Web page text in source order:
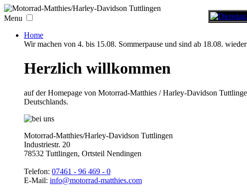
Menu
Home
Wir machen von 4. bis 15.08. Sommerpause und sind ab 18.08.
Herzlich willkommen
auf der Homepage von Motorrad-Matthies / Harley-Davidson
Deutschlands.
Motorrad-Matthies/Harley-Davidson Tuttlingen
Industriestr. 20
78532 Tuttlingen, Ortsteil Nendingen
Telefon: 07461 - 96 469 - 0
E-Mail: info@motorrad-matthies.com